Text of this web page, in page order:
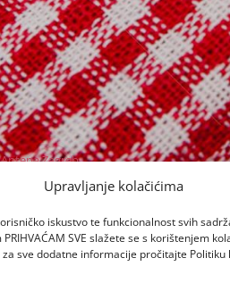
Upravljanje kolačićima
iskustvo te funkcionalnost svih
SVE slažete se s korištenjem
sve dodatne informacije pročitajte Politiku
Antena Zagreb